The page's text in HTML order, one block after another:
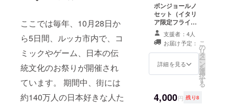
ここでは毎年、10月28日か
ら5日間、ルッカ市内で、コ
ミックやゲーム、日本の伝
統文化のお祭りが開催され
ています。 期間中、街には
約140万人の日本好きな人た
ゲームス）
でパフォー
マンスを予
定していま
す。
ボンジョールノ
セット（イタリ
ア限定フライ
ヤー（サイン
付）、イタリア
ツアーのファン
限定ブログ閲覧
権）
支援者：4人
お届け予定：
詳細を見る
こ
の
リ
タ
ー
ン
を
選
択
す
る
4,000円 残り8